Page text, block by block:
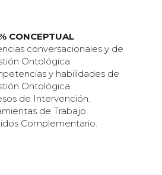
CONCEPTUAL
conversacionales y de
Ontológica.
y habilidades de
Ontológica.
de Intervención.
de Trabajo.
Complementario.